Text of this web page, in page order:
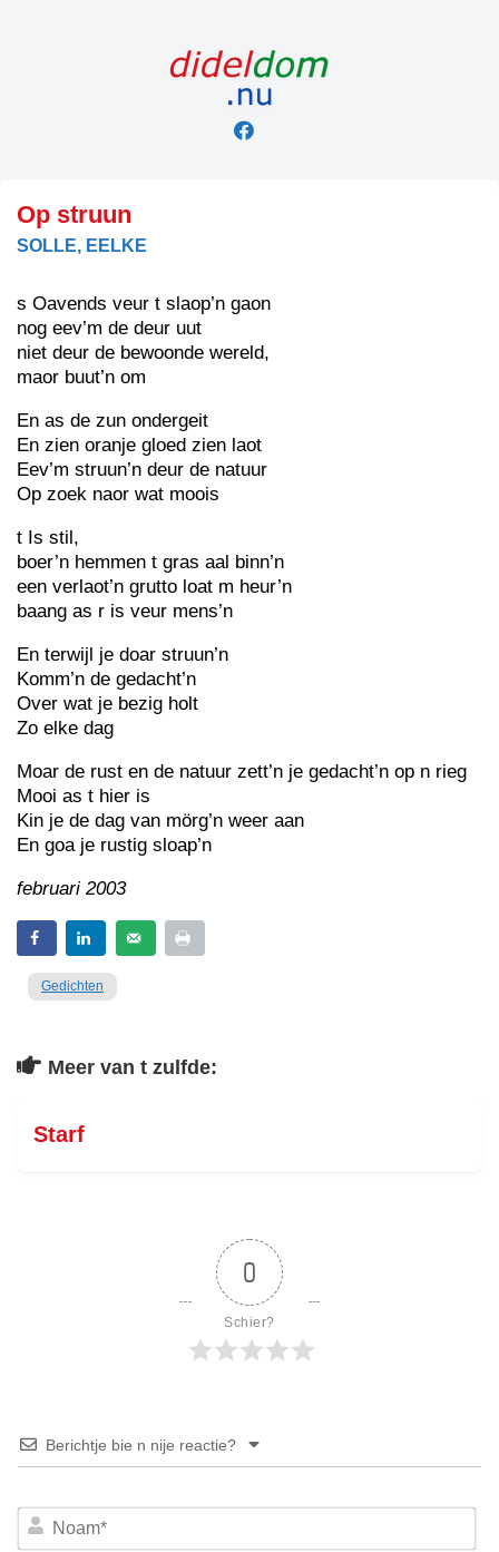
Op struun
SOLLE, EELKE
s Oavends veur t slaop’n gaon
nog eev’m de deur uut
niet deur de bewoonde wereld,
maor buut’n om
En as de zun ondergeit
En zien oranje gloed zien laot
Eev’m struun’n deur de natuur
Op zoek naor wat moois
t Is stil,
boer’n hemmen t gras aal binn’n
een verlaot’n grutto loat m heur’n
baang as r is veur mens’n
En terwijl je doar struun’n
Komm’n de gedacht’n
Over wat je bezig holt
Zo elke dag
Moar de rust en de natuur zett’n je gedacht’n op n rieg
Mooi as t hier is
Kin je de dag van mörg’n weer aan
En goa je rustig sloap’n
februari 2003
Gedichten
Meer van t zulfde:
Starf
0
Schier?
Berichtje bie n nije reactie?